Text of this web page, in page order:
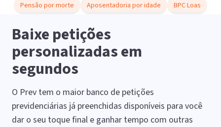
Pensão por morte
Aposentadoria por idade BPC Loas
Baixe petições
personalizadas em
segundos
O Prev tem o maior banco de petições
previdenciárias já preenchidas disponíveis para você
dar o seu toque final e ganhar tempo com outras